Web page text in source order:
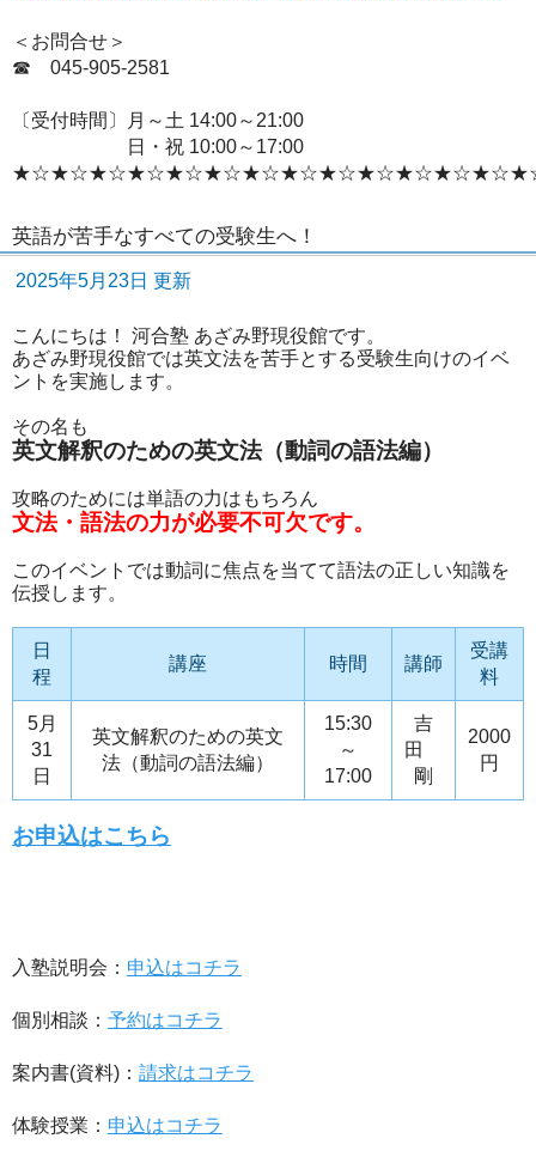
＜お問合せ＞
☎ 045‐905-2581
〔受付時間〕月～土 14:00～21:00
日・祝 10:00～17:00
英語が苦手なすべての受験生へ！
2025年5月23日 更新
こんにちは！ 河合塾 あざみ野現役館です。
あざみ野現役館では英文法を苦手とする受験生向けのイベ
ントを実施します。
その名も
英文解釈のための英文法（動詞の語法編）
攻略のためには単語の力はもちろん
文法・語法の力が必要不可欠です。
このイベントでは動詞に焦点を当てて語法の正しい知識を
伝授します。
日
程
講座 時間 講師
受講
料
5月
31
日
英文解釈のための英文
法（動詞の語法編）
15:30
～
17:00
吉
田
剛
2000
円
お申込はこちら
入塾説明会： 申込はコチラ
個別相談： 予約はコチラ
案内書(資料)： 請求はコチラ
体験授業： 申込はコチラ